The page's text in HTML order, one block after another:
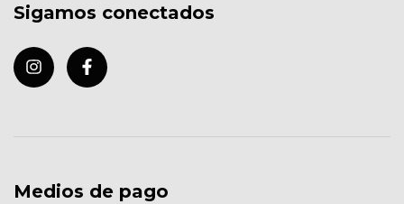
Sigamos conectados
Medios de pago